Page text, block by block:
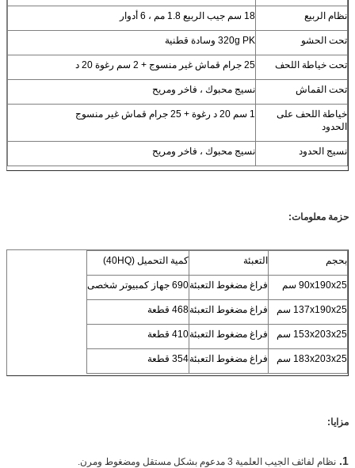
نظام الربيع 18 سم جيب الربيع 1.8 مم ، 6 أدوار
تحت الحشو 320g PK وسادة قطنية
تحت خياطة اللحف 25 جرام قماش غير منسوج + 2 سم رغوة 20 د
تحت القماش نسيج محبوك ، فاخر ومريح
خياطة اللحف على
الحدود
1 سم 20 د رغوة + 25 جرام قماش غير منسوج
نسيج الحدود نسيج محبوك ، فاخر ومريح
حزمة معلومات:
بحجم التعبئة كمية التحميل (40HQ)
90x190x25 سم فراغ مضغوط التعبئة690 جهاز كمبيوتر شخصى
137x190x25 سم فراغ مضغوط التعبئة468 قطعة
153x203x25 سم فراغ مضغوط التعبئة410 قطعة
183x203x25 سم فراغ مضغوط التعبئة354 قطعة
مزايا:
1.
نظام لفائف الجيب العلمية 3 مدعوم بشكل مستقل ومضغوط ومرن.